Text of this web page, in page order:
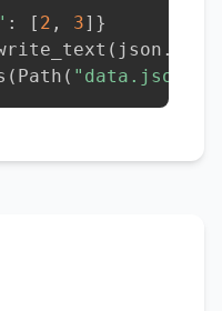
: [ 2 , 3] }
( json .
( Path ( "data.json"